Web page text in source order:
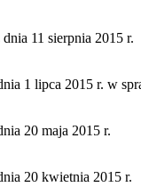
11 sierpnia 2015 r.
lipca 2015 r. w
20 maja 2015 r.
20 kwietnia 2015 r.